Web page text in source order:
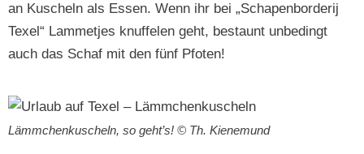
an Kuscheln als Essen. Wenn ihr bei „Schapen­bor­der­ij
Tex­el“ Lam­met­jes knuffe­len geht, bestaunt unbe­d­ingt
auch das Schaf mit den fünf Pfoten!
Lämm­chenkuscheln, so geht’s! © Th. Kienemund